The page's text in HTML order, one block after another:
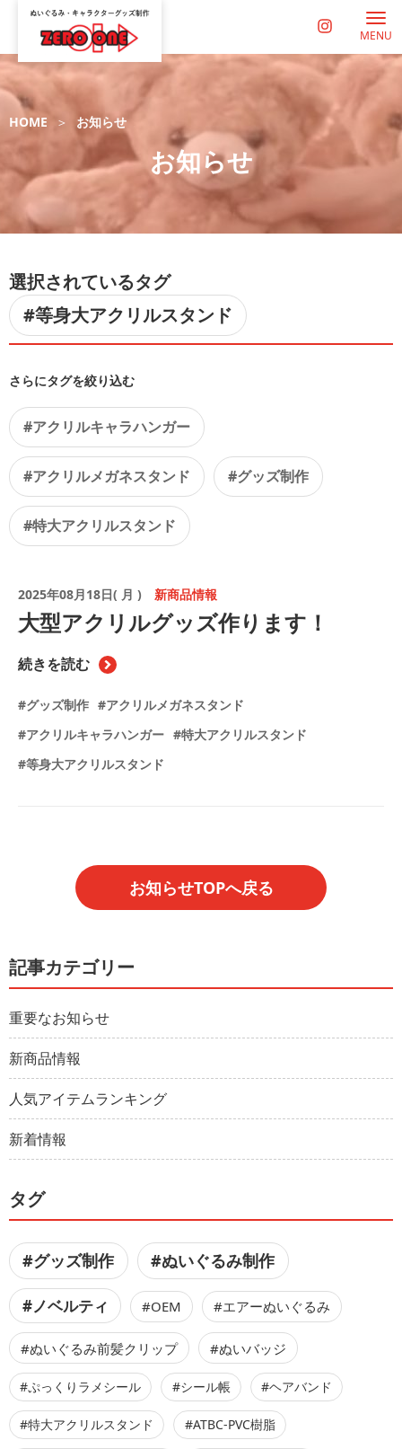
MENU
HOME お知らせ
お知らせ
選択されているタグ
#等身大アクリルスタンド
さらにタグを絞り込む
#アクリルキャラハンガー
#アクリルメガネスタンド #グッズ制作
#特大アクリルスタンド
2025年08月18日( 月 ) 新商品情報
大型アクリルグッズ作ります！
続きを読む
#グッズ制作 #アクリルメガネスタンド
#アクリルキャラハンガー #特大アクリルスタンド
#等身大アクリルスタンド
お知らせTOPへ戻る
記事カテゴリー
重要なお知らせ
新商品情報
人気アイテムランキング
新着情報
タグ
#グッズ制作 #ぬいぐるみ制作
#ノベルティ #OEM #エアーぬいぐるみ
#ぬいぐるみ前髪クリップ #ぬいバッジ
#ぷっくりラメシール #シール帳 #ヘアバンド
#特大アクリルスタンド #ATBC-PVC樹脂